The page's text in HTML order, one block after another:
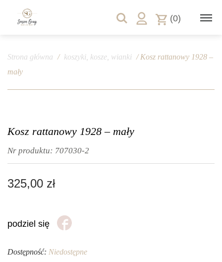
(0)
Strona główna / koszyki, kosze, wianki / Kosz rattanowy 1928 –
mały
Kosz rattanowy 1928 – mały
Nr produktu: 707030-2
325,00 zł
podziel się
Dostępność: Niedostępne